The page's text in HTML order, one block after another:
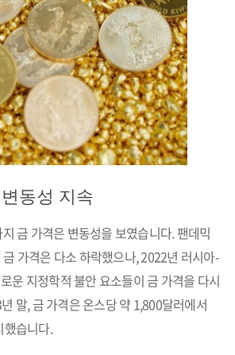
동성 지속
금 가격은 변동성을 보였습니다. 팬데믹
가격은 다소 하락했으나, 2022년 러시아-
운 지정학적 불안 요소들이 금 가격을 다시
말, 금 가격은 온스당 약 1,800달러에서
했습니다.